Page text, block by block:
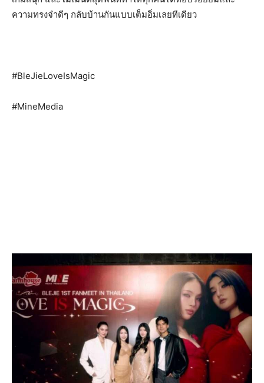
ความทรงจำดีๆ กลับบ้านกันแบบเต็มอิ่มเลยทีเดียว
#BleJieLoveIsMagic
#MineMedia